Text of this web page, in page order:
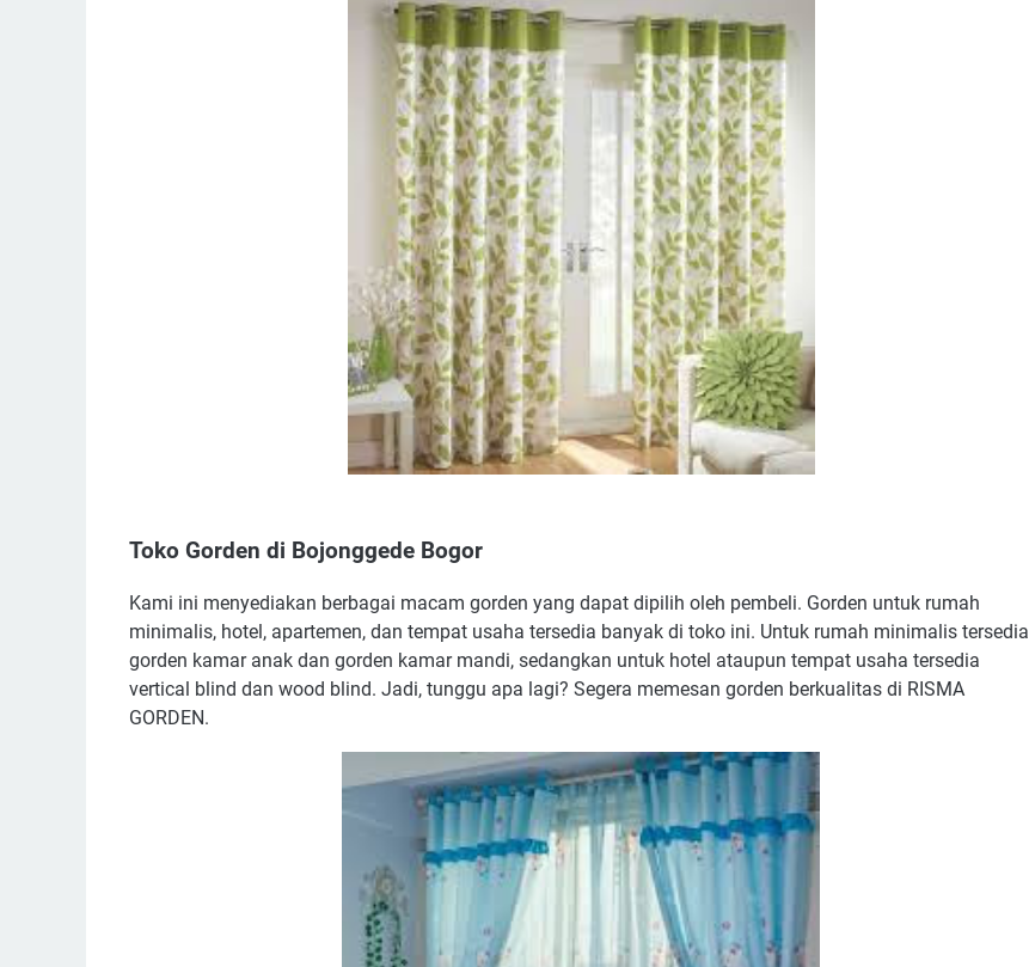
Toko Gorden di Bojonggede Bogor
Kami ini menyediakan berbagai macam gorden yang dapat dipilih oleh pembeli. Gorden untuk rumah
minimalis, hotel, apartemen, dan tempat usaha tersedia banyak di toko ini. Untuk rumah minimalis tersedia
gorden kamar anak dan gorden kamar mandi, sedangkan untuk hotel ataupun tempat usaha tersedia
vertical blind dan wood blind. Jadi, tunggu apa lagi? Segera memesan gorden berkualitas di RISMA
GORDEN.